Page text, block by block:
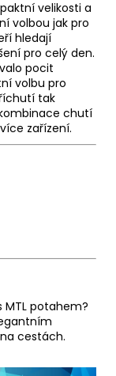
velikosti a
volbou jak pro
hledají
pro celý den.
pocit
volbu pro
tak
chutí
zařízení.
potahem?
cestách.